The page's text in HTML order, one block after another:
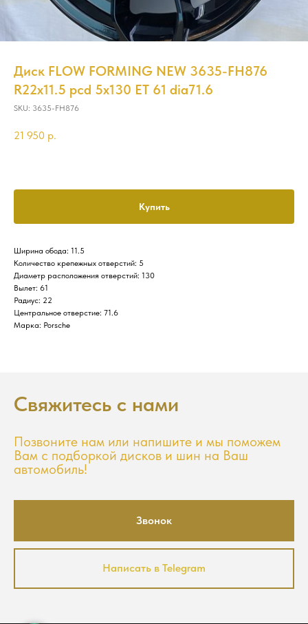
Диск FLOW FORMING NEW 3635-FH876
R22x11.5 pcd 5x130 ET 61 dia71.6
SKU: 3635-FH876
21 950 р.
Купить
Ширина обода: 11.5
Количество крепежных отверстий: 5
Диаметр расположения отверстий: 130
Вылет: 61
Радиус: 22
Центральное отверстие: 71.6
Марка: Porsche
Свяжитесь с нами
Позвоните нам или напишите и мы поможем
Вам с подборкой дисков и шин на Ваш
автомобиль!
Звонок
Написать в Telegram